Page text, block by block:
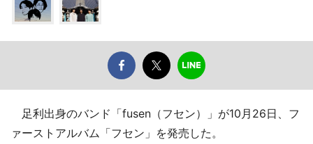
足利出身のバンド「fusen（フセン）」が10月26日、フ
ァーストアルバム「フセン」を発売した。